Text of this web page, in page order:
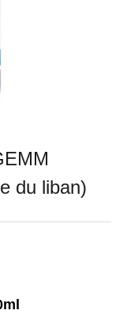
du liban)